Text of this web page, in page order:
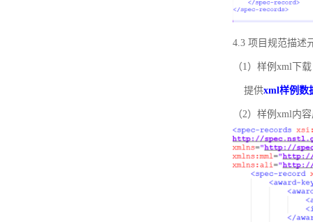
4.3 项目规范描述
（1）样例xml下载
提供xml样例数
（2）样例xml内